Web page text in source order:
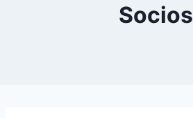
Socios